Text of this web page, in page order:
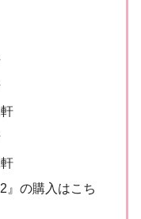
』の購入はこち